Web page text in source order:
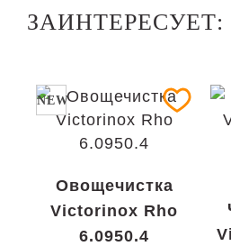
ЗАИНТЕРЕСУЕТ:
NEW
Овощечистка
Victorinox Rho
6.0950.4